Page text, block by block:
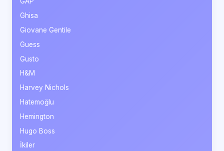
Ghisa
Giovane Gentile
Guess
Gusto
H&M
Harvey Nichols
Hatemoğlu
Hemington
Hugo Boss
İkiler